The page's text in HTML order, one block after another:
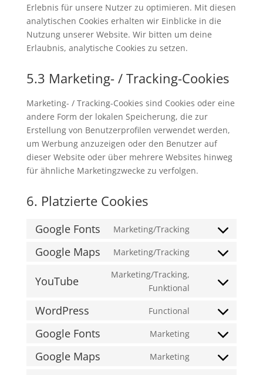
Erlebnis für unsere Nutzer zu optimieren. Mit diesen
analytischen Cookies erhalten wir Einblicke in die
Nutzung unserer Website. Wir bitten um deine
Erlaubnis, analytische Cookies zu setzen.
5.3 Marketing- / Tracking-Cookies
Marketing- / Tracking-Cookies sind Cookies oder eine
andere Form der lokalen Speicherung, die zur
Erstellung von Benutzerprofilen verwendet werden,
um Werbung anzuzeigen oder den Benutzer auf
dieser Website oder über mehrere Websites hinweg
für ähnliche Marketingzwecke zu verfolgen.
6. Platzierte Cookies
Google Fonts Marketing/Tracking
Consent
Google Maps Marketing/Tracking
Consent
service
maps
YouTube
Marketing/Tracking,
Funktional
Consent
service
WordPress Functional
Consent
wordpress
Google Fonts Marketing
Consent
Google Maps Marketing
Consent